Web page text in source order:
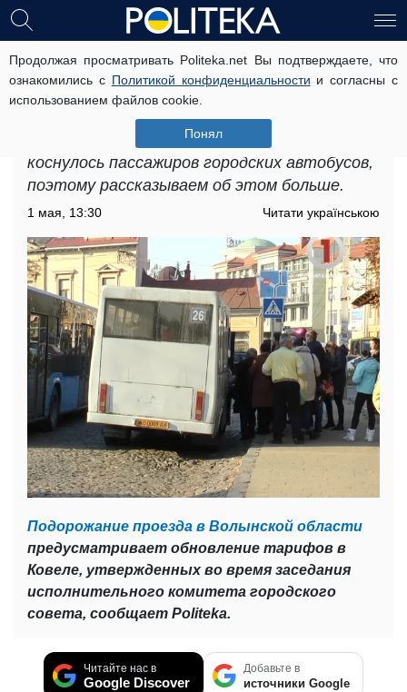
Продолжая просматривать Politeka.net Вы подтверждаете, что
ознакомились с Политикой конфиденциальности и согласны с
использованием файлов cookie.
Понял
В Волынской области существенно
подорожал проезд: где именно
введены новые тарифы
Подорожание проезда в Волынской области
коснулось пассажиров городских автобусов,
поэтому рассказываем об этом больше.
1 мая, 13:30 Читати українською
Подорожание проезда в Волынской области
предусматривает обновление тарифов в
Ковеле, утвержденных во время заседания
исполнительного комитета городского
совета, сообщает Politeka.
Читайте нас в
Google Discover
Добавьте в
источники Google